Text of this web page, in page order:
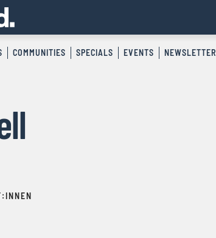
COMMUNITIES SPECIALS EVENTS NEWSLETTER